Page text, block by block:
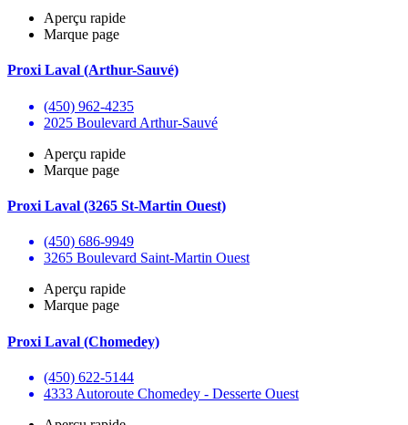
Aperçu rapide
Marque page
Proxi Laval (Arthur-Sauvé)
(450) 962-4235
2025 Boulevard Arthur-Sauvé
Aperçu rapide
Marque page
Proxi Laval (3265 St-Martin Ouest)
(450) 686-9949
3265 Boulevard Saint-Martin Ouest
Aperçu rapide
Marque page
Proxi Laval (Chomedey)
(450) 622-5144
4333 Autoroute Chomedey - Desserte Ouest